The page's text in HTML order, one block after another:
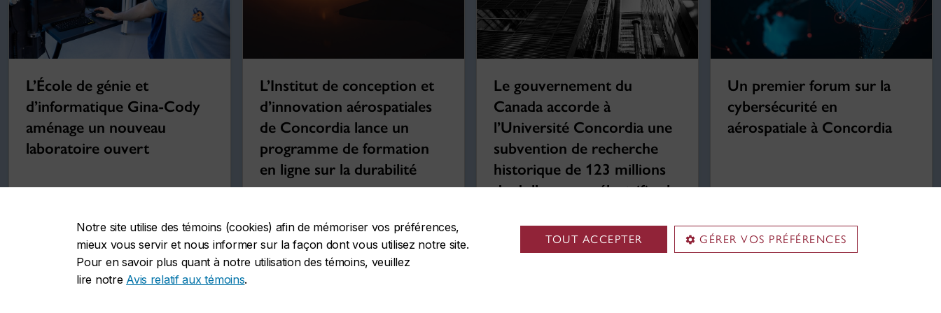
Notre site utilise des témoins (cookies) afin de mémoriser vos préférences,
mieux vous servir et nous informer sur la façon dont vous utilisez notre site.
Pour en savoir plus quant à notre utilisation des témoins, veuillez
lire notre Avis relatif aux témoins.
TOUT ACCEPTER GÉRER VOS PRÉFÉRENCES
L’École de génie et
d’informatique Gina-Cody
aménage un nouveau
laboratoire ouvert
25 mars 2024
L’Institut de conception et
d’innovation aérospatiales
de Concordia lance un
programme de formation
en ligne sur la durabilité
28 juin 2023
Le gouvernement du
Canada accorde à
l’Université Concordia une
subvention de recherche
historique de 123 millions
de dollars pour électrifier la
collectivités
28 avril 2023
Un premier forum sur la
cybersécurité en
aérospatiale à Concordia
30 mars 2023